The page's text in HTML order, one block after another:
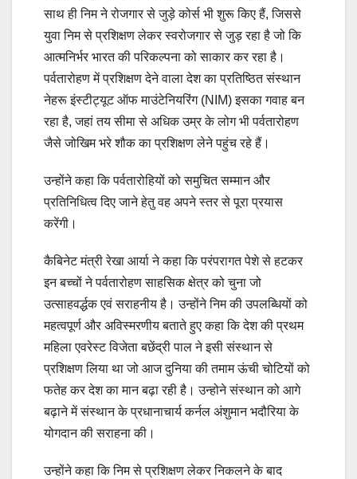
साथ ही निम ने रोजगार से जुड़े कोर्स भी शुरू किए हैं, जिससे
युवा निम से प्रशिक्षण लेकर स्वरोजगार से जुड़ रहा है जो कि
आत्मनिर्भर भारत की परिकल्पना को साकार कर रहा है।
पर्वतारोहण में प्रशिक्षण देने वाला देश का प्रतिष्ठित संस्थान
नेहरू इंस्टीट्यूट ऑफ माउंटेनियरिंग (NIM) इसका गवाह बन
रहा है, जहां तय सीमा से अधिक उम्र के लोग भी पर्वतारोहण
जैसे जोखिम भरे शौक का प्रशिक्षण लेने पहुंच रहे हैं।
उन्होंने कहा कि पर्वतारोहियों को समुचित सम्मान और
प्रतिनिधित्व दिए जाने हेतु वह अपने स्तर से पूरा प्रयास
करेंगी।
कैबिनेट मंत्री रेखा आर्या ने कहा कि परंपरागत पेशे से हटकर
इन बच्चों ने पर्वतारोहण साहसिक क्षेत्र को चुना जो
उत्साहवर्द्धक एवं सराहनीय है। उन्होंने निम की उपलब्धियों को
महत्वपूर्ण और अविस्मरणीय बताते हुए कहा कि देश की प्रथम
महिला एवरेस्ट विजेता बछेंद्री पाल ने इसी संस्थान से
प्रशिक्षण लिया था जो आज दुनिया की तमाम ऊंची चोटियों को
फतेह कर देश का मान बढ़ा रही है। उन्होने संस्थान को आगे
बढ़ाने में संस्थान के प्रधानाचार्य कर्नल अंशुमान भदौरिया के
योगदान की सराहना की।
उन्होंने कहा कि निम से प्रशिक्षण लेकर निकलने के बाद